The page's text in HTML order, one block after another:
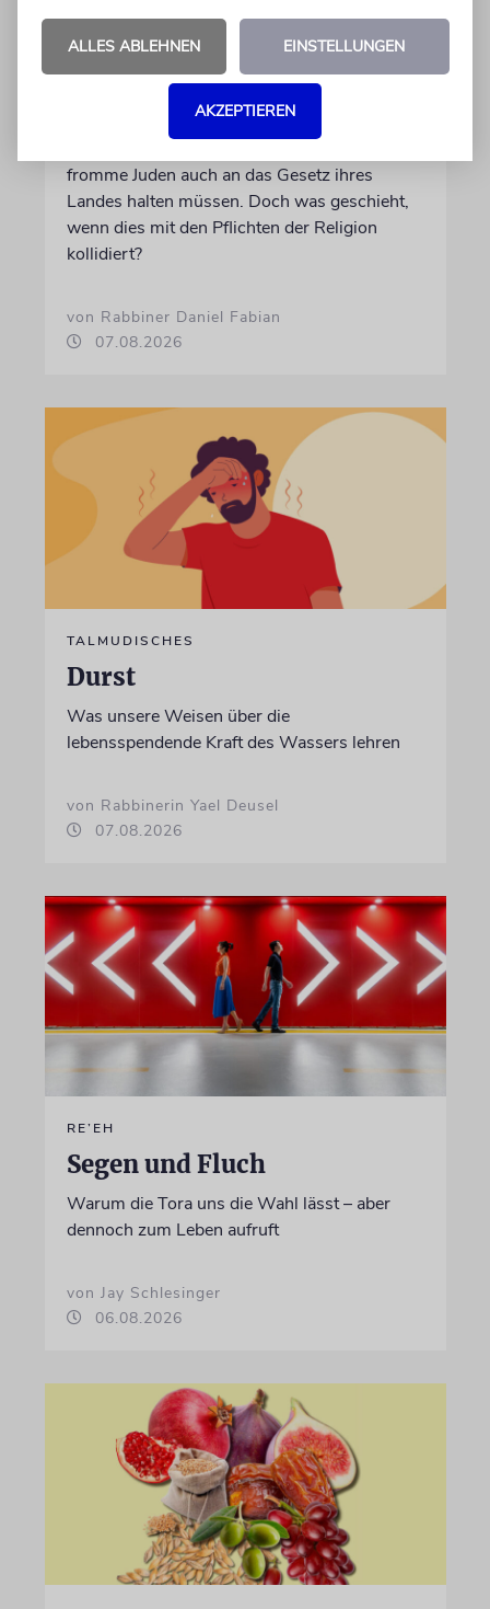
»DINA DE MALCHUTA DINA«
Gottes Gebot oder Staates
fromme Juden auch an das Gesetz ihres
Landes halten müssen. Doch was geschieht,
wenn dies mit den Pflichten der Religion
kollidiert?
von Rabbiner Daniel Fabian
07.08.2026
TALMUDISCHES
Durst
Was unsere Weisen über die
lebensspendende Kraft des Wassers lehren
von Rabbinerin Yael Deusel
07.08.2026
RE’EH
Segen und Fluch
Warum die Tora uns die Wahl lässt – aber
dennoch zum Leben aufruft
von Jay Schlesinger
06.08.2026
ALLES ABLEHNEN EINSTELLUNGEN
AKZEPTIEREN